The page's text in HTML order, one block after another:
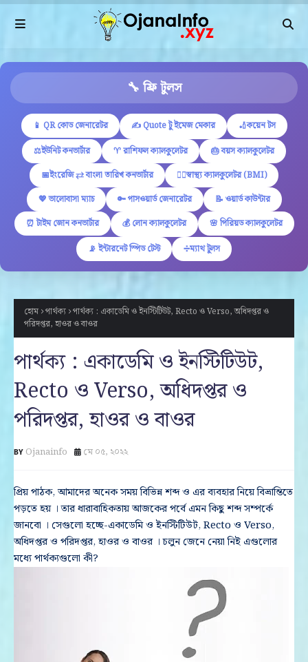
🔧 ফ্রি টুলস
📱 QR কোড জেনারেটর ✍ Quote টু ইমেজ মেকার
🏏কয়েন টস
⚖️ইউনিট কনভার্টার
♈ রাশিফল ক্যালকুলেটর
🎂 বয়স ক্যালকুলেটর
📅ইংরেজি ⇄ বাংলা তারিখ কনভার্টার
🏋️‍♂️স্বাস্থ্য ক্যালকুলেটর (BMI)
💖 ভালোবাসা ম্যাচ
🔑 পাসওয়ার্ড জেনারেটর
📝 ওয়ার্ড কাউন্টার
⏰ টাইম জোন কনভার্টার
💰 লোন ক্যালকুলেটর
🌸 পিরিয়ড ক্যালকুলেটর
📡 ইন্টারনেট স্পিড টেস্ট
➗ম্যাথ টুলস
হোম পার্থক্য পার্থক্য : একাডেমি ও ইনস্টিটিউট, Recto ও Verso, অধিদপ্তর ও
পরিদপ্তর, হাওর ও বাওর
পার্থক্য : একাডেমি ও ইনস্টিটিউট,
Recto ও Verso, অধিদপ্তর ও
পরিদপ্তর, হাওর ও বাওর
Ojanainfo মে ০৫, ২০২২
প্রিয় পাঠক, আমাদের অনেক সময় বিভিন্ন শব্দ ও এর ব্যবহার নিয়ে বিভ্রান্তিতে
পড়তে হয় । তার ধারাবাহিকতায় আজকের পর্বে এমন কিছু শব্দ সম্পর্কে
জানবো । সেগুলো হচ্ছে-একাডেমি ও ইনস্টিটিউট, Recto ও Verso,
অধিদপ্তর ও পরিদপ্তর, হাওর ও বাওর । চলুন জেনে নেয়া নিই এগুলোর
মধ্যে পার্থক্যগুলো কী?